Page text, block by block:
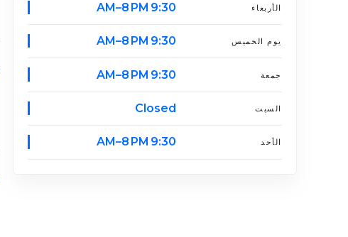
الأربعاء 9:30 AM–8 PM
يوم الخميس 9:30 AM–8 PM
جمعة 9:30 AM–8 PM
السبت Closed
الأحد 9:30 AM–8 PM